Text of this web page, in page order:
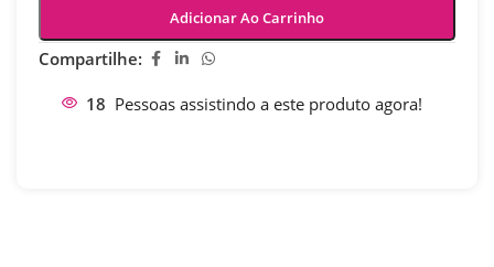
Adicionar Ao Carrinho
Compartilhe:
18 Pessoas assistindo a este produto agora!